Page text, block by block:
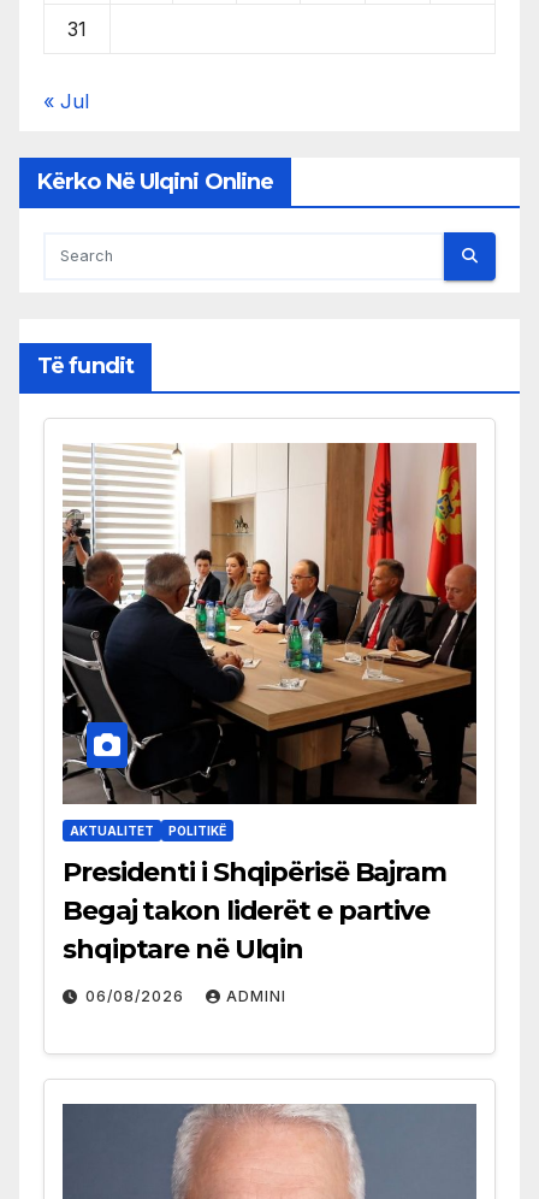
31
« Jul
Kërko Në Ulqini Online
Të fundit
AKTUALITET POLITIKË
Presidenti i Shqipërisë Bajram
Begaj takon liderët e partive
shqiptare në Ulqin
06/08/2026 ADMINI